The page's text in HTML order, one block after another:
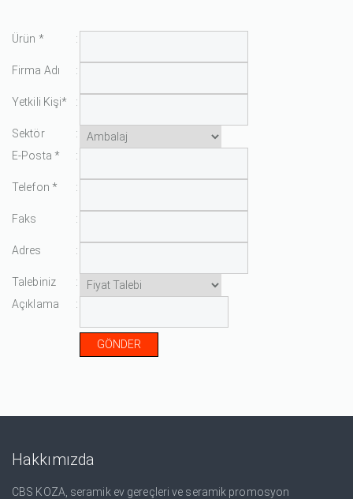
Ürün * :
Firma Adı :
Yetkili Kişi* :
Sektör
:
E-Posta *
:
Telefon * :
Faks :
Adres :
Talebiniz
:
Açıklama
:
Hakkımızda
CBS KOZA, seramik ev gereçleri ve seramik promosyon